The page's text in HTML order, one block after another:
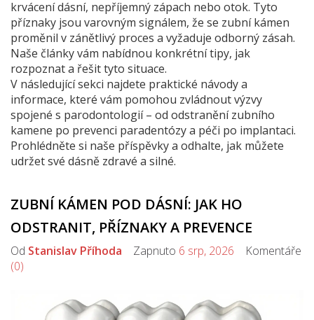
krvácení dásní, nepříjemný zápach nebo otok. Tyto
příznaky jsou varovným signálem, že se zubní kámen
proměnil v zánětlivý proces a vyžaduje odborný zásah.
Naše články vám nabídnou konkrétní tipy, jak
rozpoznat a řešit tyto situace.
V následující sekci najdete praktické návody a
informace, které vám pomohou zvládnout výzvy
spojené s parodontologií – od odstranění zubního
kamene po prevenci paradentózy a péči po implantaci.
Prohlédněte si naše příspěvky a odhalte, jak můžete
udržet své dásně zdravé a silné.
ZUBNÍ KÁMEN POD DÁSNÍ: JAK HO
ODSTRANIT, PŘÍZNAKY A PREVENCE
Od Stanislav Příhoda Zapnuto 6 srp, 2026 Komentáře
(0)